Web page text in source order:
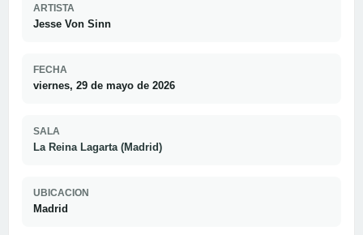
ARTISTA
Jesse Von Sinn
FECHA
viernes, 29 de mayo de 2026
SALA
La Reina Lagarta (Madrid)
UBICACION
Madrid